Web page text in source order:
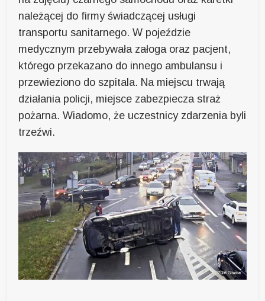
należącej do firmy świadczącej usługi
transportu sanitarnego. W pojeździe
medycznym przebywała załoga oraz pacjent,
którego przekazano do innego ambulansu i
przewieziono do szpitala. Na miejscu trwają
działania policji, miejsce zabezpiecza straż
pożarna. Wiadomo, że uczestnicy zdarzenia byli
trzeźwi.